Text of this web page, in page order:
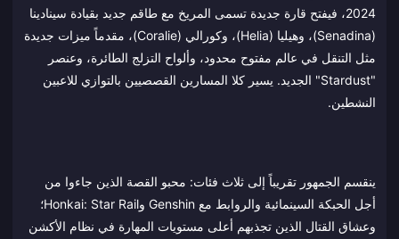
2024، فيفتح قارة جديدة تسمى المريخ مع طاقم جديد بقيادة سينادينا
(Senadina)، وهيليا (Helia)، وكورالي (Coralie)، مقدماً ميزات جديدة
مثل التنقل في عالم مفتوح محدود، وألواح التزلج الطائرة، وعنصر
"Stardust" الجديد. يسير كلا المسارين القصصيين بالتوازي للاعبين
النشطين.
ينقسم الجمهور تقريباً إلى ثلاث فئات: محبو القصة الذين جاءوا من
أجل الحبكة السينمائية والروابط مع Genshin وHonkai: Star Rail؛
وعشاق القتال الذين تجذبهم أعلى مستويات المهارة في نظام الأكشن